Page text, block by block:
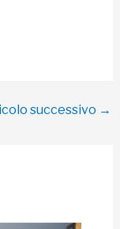
successivo →